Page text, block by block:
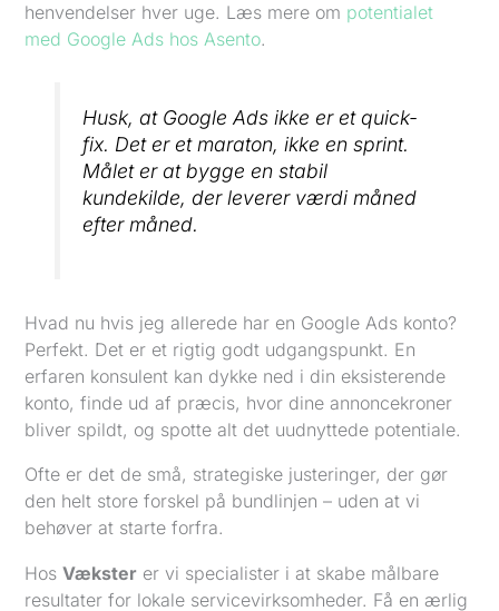
henvendelser hver uge. Læs mere om potentialet
med Google Ads hos Asento.
Husk, at Google Ads ikke er et quick-
fix. Det er et maraton, ikke en sprint.
Målet er at bygge en stabil
kundekilde, der leverer værdi måned
efter måned.
Hvad nu hvis jeg allerede har en Google Ads konto?
Perfekt. Det er et rigtig godt udgangspunkt. En
erfaren konsulent kan dykke ned i din eksisterende
konto, finde ud af præcis, hvor dine annoncekroner
bliver spildt, og spotte alt det uudnyttede potentiale.
Ofte er det de små, strategiske justeringer, der gør
den helt store forskel på bundlinjen – uden at vi
behøver at starte forfra.
HosVækster er vi specialister i at skabe målbare
resultater for lokale servicevirksomheder. Få en ærlig